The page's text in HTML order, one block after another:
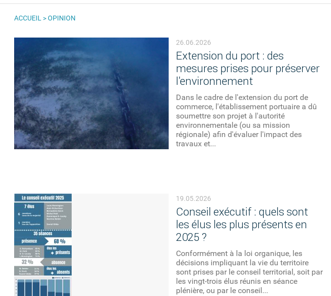
ACCUEIL >OPINION
26.06.2026
Extension du port : des
mesures prises pour préserver
l'environnement
Dans le cadre de l'extension du port de
commerce, l'établissement portuaire a dû
soumettre son projet à l'autorité
environnementale (ou sa mission
régionale) afin d'évaluer l'impact des
travaux et...
19.05.2026
Conseil exécutif : quels sont
les élus les plus présents en
2025 ?
Conformément à la loi organique, les
décisions impliquant la vie du territoire
sont prises par le conseil territorial, soit par
les vingt-trois élus réunis en séance
plénière, ou par le conseil...